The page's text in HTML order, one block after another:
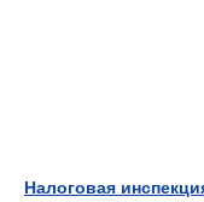
Налоговая